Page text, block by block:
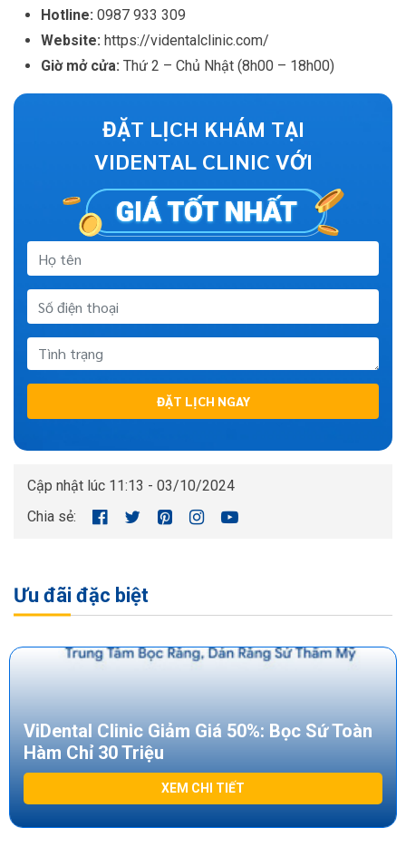
Hotline: 0987 933 309
Website: https://videntalclinic.com/
Giờ mở cửa: Thứ 2 – Chủ Nhật (8h00 – 18h00)
ĐẶT LỊCH KHÁM TẠI
VIDENTAL CLINIC VỚI
ĐẶT LỊCH NGAY
Cập nhật lúc 11:13 - 03/10/2024
Chia sẻ:
Ưu đãi đặc biệt
ViDental Clinic Giảm Giá 50%: Bọc Sứ Toàn
Hàm Chỉ 30 Triệu
XEM CHI TIẾT